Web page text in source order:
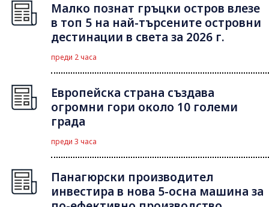
Малко познат гръцки остров влезе
в топ 5 на най-търсените островни
дестинации в света за 2026 г.
преди 2 часа
Европейска страна създава
огромни гори около 10 големи
града
преди 3 часа
Панагюрски производител
инвестира в нова 5-осна машина за